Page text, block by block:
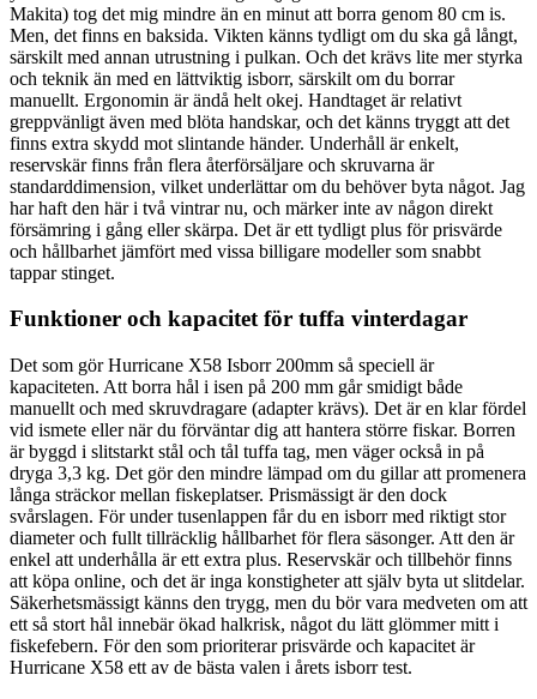
Makita) tog det mig mindre än en minut att borra genom 80 cm is.
Men, det finns en baksida. Vikten känns tydligt om du ska gå långt,
särskilt med annan utrustning i pulkan. Och det krävs lite mer styrka
och teknik än med en lättviktig isborr, särskilt om du borrar
manuellt. Ergonomin är ändå helt okej. Handtaget är relativt
greppvänligt även med blöta handskar, och det känns tryggt att det
finns extra skydd mot slintande händer. Underhåll är enkelt,
reservskär finns från flera återförsäljare och skruvarna är
standarddimension, vilket underlättar om du behöver byta något. Jag
har haft den här i två vintrar nu, och märker inte av någon direkt
försämring i gång eller skärpa. Det är ett tydligt plus för prisvärde
och hållbarhet jämfört med vissa billigare modeller som snabbt
tappar stinget.
Funktioner och kapacitet för tuffa vinterdagar
Det som gör Hurricane X58 Isborr 200mm så speciell är
kapaciteten. Att borra hål i isen på 200 mm går smidigt både
manuellt och med skruvdragare (adapter krävs). Det är en klar fördel
vid ismete eller när du förväntar dig att hantera större fiskar. Borren
är byggd i slitstarkt stål och tål tuffa tag, men väger också in på
dryga 3,3 kg. Det gör den mindre lämpad om du gillar att promenera
långa sträckor mellan fiskeplatser. Prismässigt är den dock
svårslagen. För under tusenlappen får du en isborr med riktigt stor
diameter och fullt tillräcklig hållbarhet för flera säsonger. Att den är
enkel att underhålla är ett extra plus. Reservskär och tillbehör finns
att köpa online, och det är inga konstigheter att själv byta ut slitdelar.
Säkerhetsmässigt känns den trygg, men du bör vara medveten om att
ett så stort hål innebär ökad halkrisk, något du lätt glömmer mitt i
fiskefebern. För den som prioriterar prisvärde och kapacitet är
Hurricane X58 ett av de bästa valen i årets isborr test.